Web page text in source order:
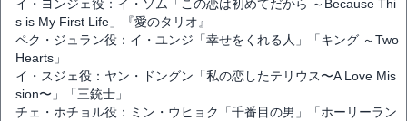
イ・ヨンジェ役：イ・ソム「この恋は初めてだから ～Because Thi
s is My First Life」『愛のタリオ』
ペク・ジュラン役：イ・ユンジ「幸せをくれる人」「キング ～Two
Hearts」
イ・スジェ役：ヤン・ドングン「私の恋したテリウス〜A Love Mis
sion〜」「三銃士」
チェ・ホチョル役：ミン・ウヒョク「千番目の男」「ホーリーラン